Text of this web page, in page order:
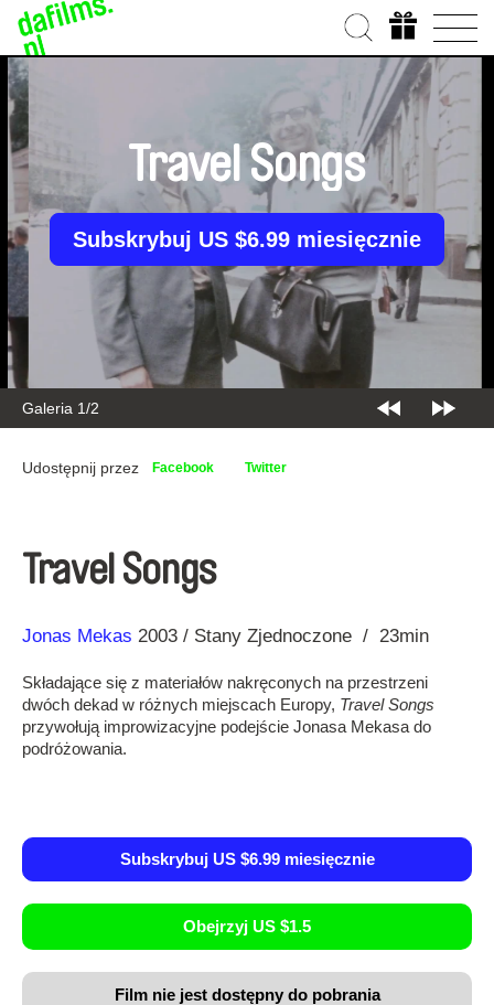
Galeria 2/2
Travel Songs
Subskrybuj US $6.99 miesięcznie
Udostępnij przez Facebook Twitter
Travel Songs
Reżyseria
Jonas Mekas
Rok 2003 Stany Zjednoczone 23min
Składające się z materiałów nakręconych na przestrzeni
dwóch dekad w różnych miejscach Europy, Travel Songs
przywołują improwizacyjne podejście Jonasa Mekasa do
podróżowania.
Subskrybuj US $6.99 miesięcznie
Obejrzyj US $1.5
Film nie jest dostępny do pobrania